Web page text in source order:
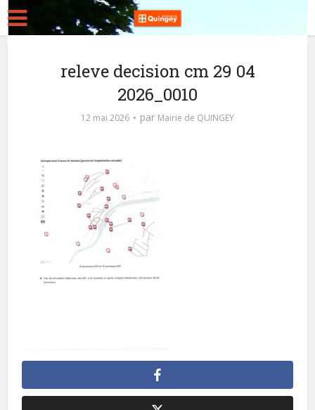
releve decision cm 29 04
2026_0010
12 mai 2026 par Mairie de QUINGEY